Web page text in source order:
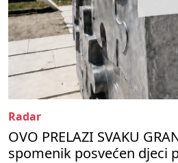
Radar
OVO PRELAZI SVAKU
spomenik posvećen djeci